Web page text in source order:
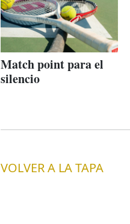
Match point para el
silencio
VOLVER A LA TAPA